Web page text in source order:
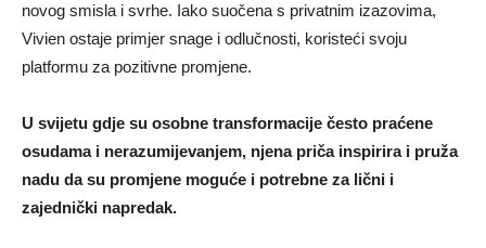
novog smisla i svrhe. Iako suočena s privatnim izazovima,
Vivien ostaje primjer snage i odlučnosti, koristeći svoju
platformu za pozitivne promjene.
U svijetu gdje su osobne transformacije često praćene
osudama i nerazumijevanjem, njena priča inspirira i pruža
nadu da su promjene moguće i potrebne za lični i
zajednički napredak.